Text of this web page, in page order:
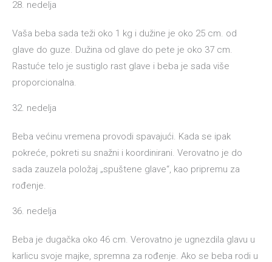
28. nedelja
Vaša beba sada teži oko 1 kg i dužine je oko 25 cm. od
glave do guze. Dužina od glave do pete je oko 37 cm.
Rastuće telo je sustiglo rast glave i beba je sada više
proporcionalna.
32. nedelja
Beba većinu vremena provodi spavajući. Kada se ipak
pokreće, pokreti su snažni i koordinirani. Verovatno je do
sada zauzela položaj „spuštene glave“, kao pripremu za
rođenje.
36. nedelja
Beba je dugačka oko 46 cm. Verovatno je ugnezdila glavu u
karlicu svoje majke, spremna za rođenje. Ako se beba rodi u